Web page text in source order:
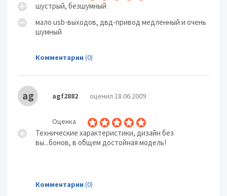
шустрый, безшумный
мало usb-выходов, двд-привод медленный и очень
шумный
Комментарии (0)
ag agf2882 оценил 18.06.2009
Оценка
Технические характеристики, дизайн без
вы...бонов, в общем достойная модель!
Комментарии (0)